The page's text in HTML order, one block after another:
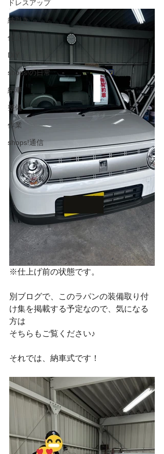
ドレスアップ
納引き
仕上げ
DIY
shops!の日常
納車
整備
作業
shops!通信
※仕上げ前の状態です。
別ブログで、このラパンの装備取り付
け集を掲載する予定なので、気になる
方は
そちらもご覧ください♪
それでは、納車式です！